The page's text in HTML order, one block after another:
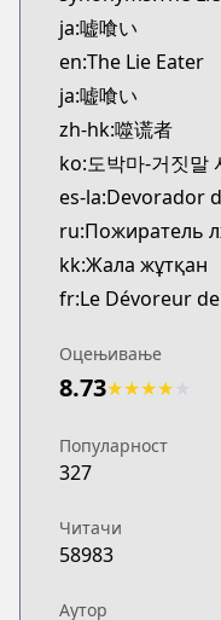
CDJapan
https://
MangaUpdates
MangaUpdates
https://
Book☆Walker
Book☆Walker
https://
ja:嘘喰い
en:The Lie Eater
ja:嘘喰い
zh-hk:噬谎者
ko:도박마-거짓말
es-la:Devorador
ru:Пожиратель
kk:Жала жұтқан
fr:Le Dévoreur de
Оцењивање
8.73★★★★
Популарност
327
Читачи
58983
Аутор